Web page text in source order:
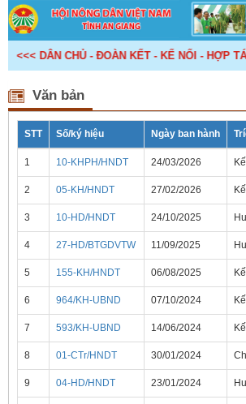
<<< DÂN CHỦ - ĐOÀN KẾT - KẾ NỐI - HỢP
Văn bản
STT Số/ký hiệu Ngày ban hành
1 10-KHPH/HNDT 24/03/2026
2 05-KH/HNDT 27/02/2026
3 10-HD/HNDT 24/10/2025
4 27-HD/BTGDVTW 11/09/2025
5 155-KH/HNDT 06/08/2025
6 964/KH-UBND 07/10/2024
7 593/KH-UBND 14/06/2024
8 01-CTr/HNDT 30/01/2024
9 04-HD/HNDT 23/01/2024